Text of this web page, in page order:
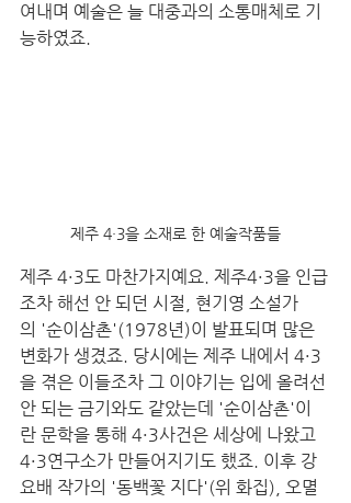
여내며 예술은 늘 대중과의 소통매체로 기
능하였죠.
제주 4·3을 소재로 한 예술작품들
제주 4·3도 마찬가지예요. 제주4·3을 인급
조차 해선 안 되던 시절, 현기영 소설가
의 '순이삼촌'(1978년)이 발표되며 많은
변화가 생겼죠. 당시에는 제주 내에서 4·3
을 겪은 이들조차 그 이야기는 입에 올려선
안 되는 금기와도 같았는데 '순이삼촌'이
란 문학을 통해 4·3사건은 세상에 나왔고
4·3연구소가 만들어지기도 했죠. 이후 강
요배 작가의 '동백꽃 지다'(위 화집), 오멸